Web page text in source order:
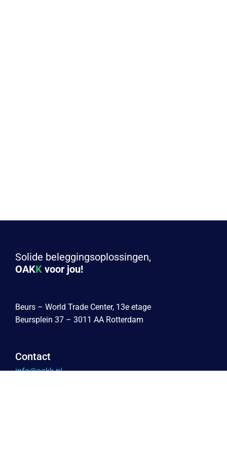
Solide beleggingsoplossingen,
OAKK voor jou!
Beurs – World Trade Center, 13e etage
Beursplein 37 – 3011 AA Rotterdam
Contact
info@oakk.nl